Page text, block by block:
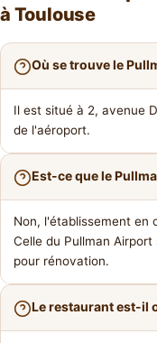
à Toulouse
Où se trouve le
Il est situé à 2, avenue
de l'aéroport.
Est-ce que le
Non, l'établissement en
Celle du Pullman
pour rénovation.
Le restaurant est-il